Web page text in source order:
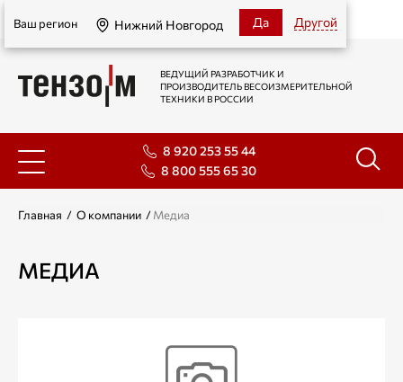
Нижний Новгород
Ваш регион Нижний Новгород Да Другой
ВЕДУЩИЙ РАЗРАБОТЧИК И
ПРОИЗВОДИТЕЛЬ ВЕСОИЗМЕРИТЕЛЬНОЙ
ТЕХНИКИ В РОССИИ
8 920 253 55 44
8 800 555 65 30
Главная / О компании /Медиа
МЕДИА